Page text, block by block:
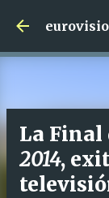
La Final
2014,